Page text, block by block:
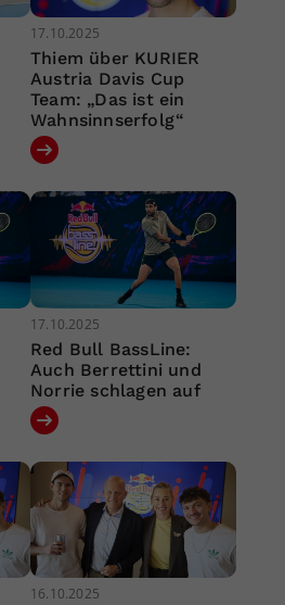
17.10.2025
Thiem über KURIER
Austria Davis Cup
Team: „Das ist ein
Wahnsinnserfolg“
17.10.2025
Red Bull BassLine:
Auch Berrettini und
Norrie schlagen auf
16.10.2025